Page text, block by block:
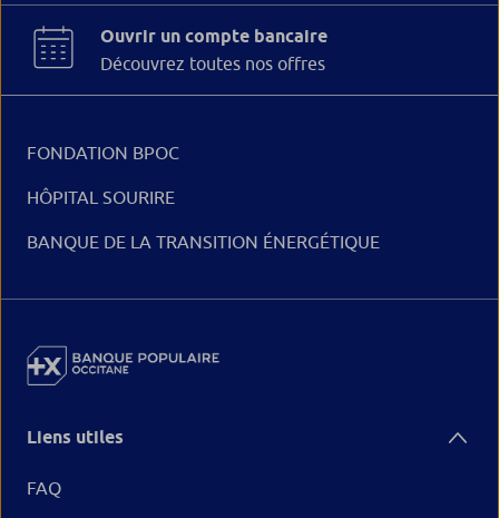
Ouvrir un compte bancaire
Découvrez toutes nos offres
FONDATION BPOC
HÔPITAL SOURIRE
BANQUE DE LA TRANSITION ÉNERGÉTIQUE
Liens utiles
FAQ